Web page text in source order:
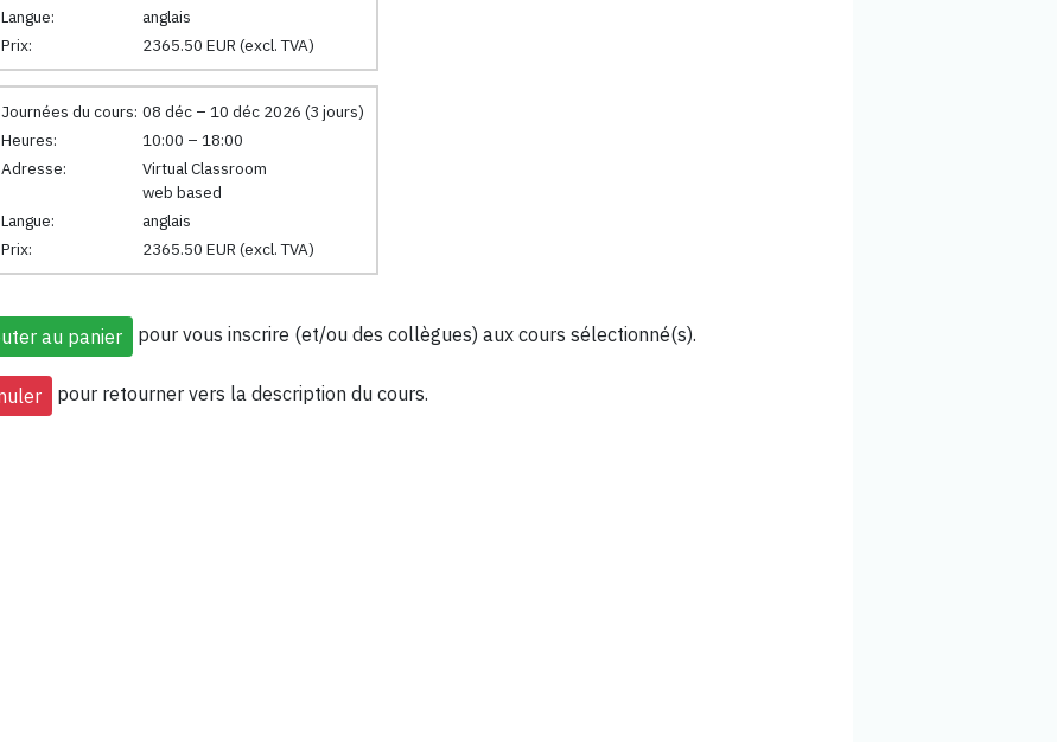
Langue:
anglais
Prix:
2365.50 EUR (excl. TVA)
Journées du cours: 08 déc – 10 déc 2026 (3 jours)
Heures:
10:00 – 18:00
Adresse:
Virtual Classroom
web based
Langue:
anglais
Prix:
2365.50 EUR (excl. TVA)
pour vous inscrire (et/ou des collègues) aux cours sélectionné(s).
pour retourner vers la description du cours.